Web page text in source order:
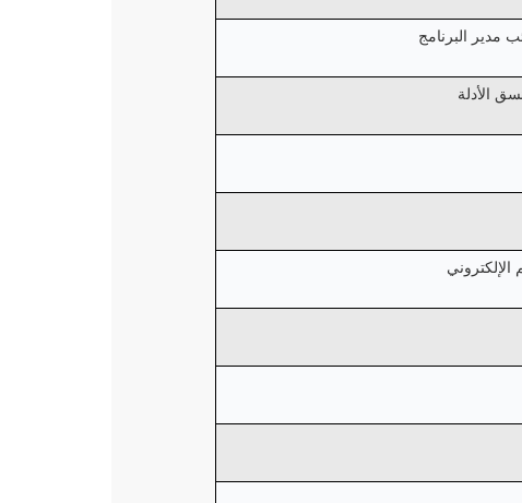
مدير البرنامج
الأدلة